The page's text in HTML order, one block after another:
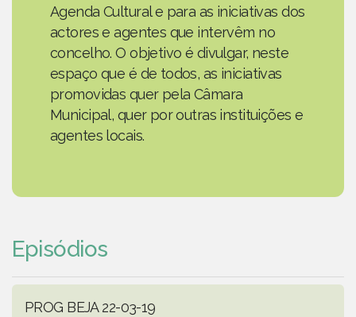
Agenda Cultural e para as iniciativas dos
actores e agentes que intervêm no
concelho. O objetivo é divulgar, neste
espaço que é de todos, as iniciativas
promovidas quer pela Câmara
Municipal, quer por outras instituições e
agentes locais.
Episódios
PROG BEJA 22-03-19